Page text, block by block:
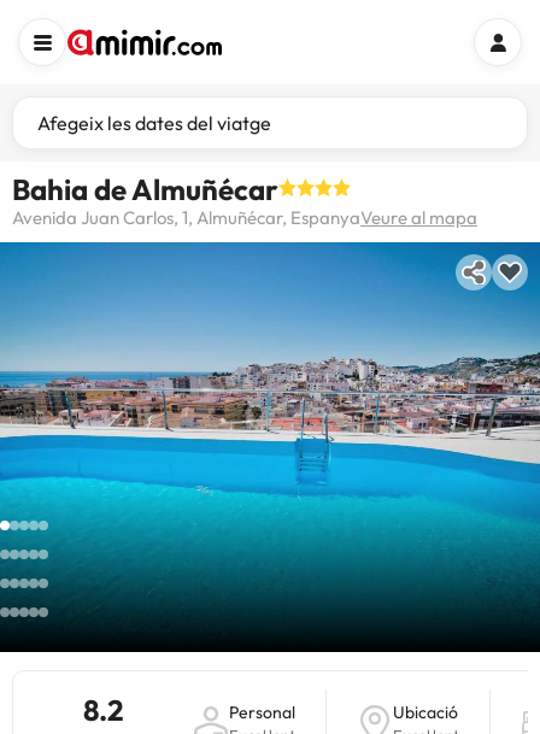
Afegeix les dates del viatge
Bahia de Almuñécar
Avenida Juan Carlos, 1, Almuñécar, EspanyaVeure al mapa
8.2 Personal Ubicació